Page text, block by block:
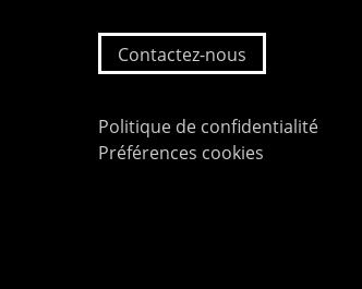
Contactez-nous
Politique de confidentialité
Préférences cookies